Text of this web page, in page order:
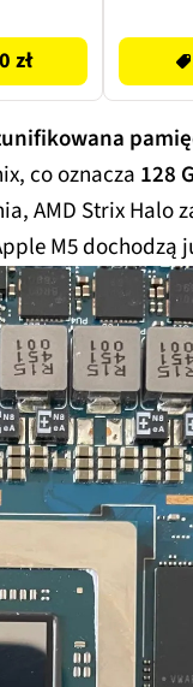
zł
co oznacza 128
AMD Strix Halo
M5 dochodzą